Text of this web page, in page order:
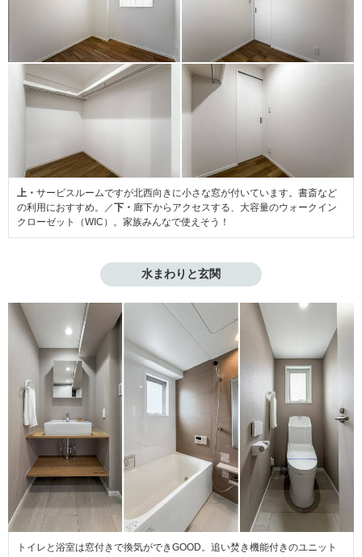
上・ サービスルームですが北西向きに小さな窓が付いています。書斎など
の利用におすすめ。／下・ 廊下からアクセスする、大容量のウォークイン
クローゼット（WIC）。家族みんなで使えそう！
水まわりと玄関
トイレと浴室は窓付きで換気ができGOOD。追い焚き機能付きのユニット